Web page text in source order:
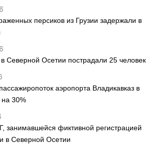
персиков из Грузии задержали в
Северной Осетии пострадали 25 человек
аэропорта Владикавказ в
30%
занимавшейся фиктивной регистрацией
в Северной Осетии